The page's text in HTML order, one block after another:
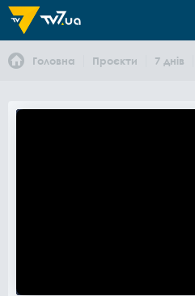
Головна Проєкти 7 днів